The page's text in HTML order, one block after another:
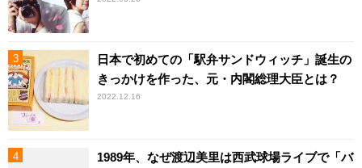
日本で初めての「駅弁サンドウィッチ」誕生の
きっかけを作った、元・内閣総理大臣とは？
2022.12.16
1989年、なぜ渡辺美里は西武球場ライブで「バ